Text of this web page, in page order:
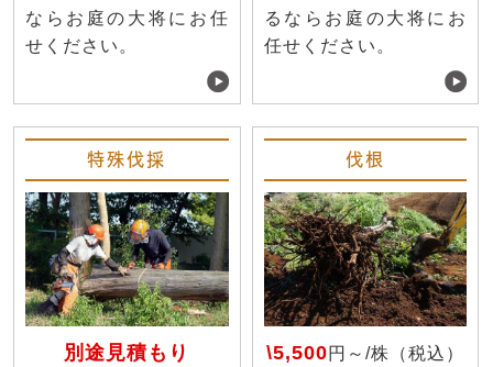
ならお庭の大将にお任
せください。
るならお庭の大将にお
任せください。
特殊伐採
別途見積もり
伐根
\5,500円～/株（税込）